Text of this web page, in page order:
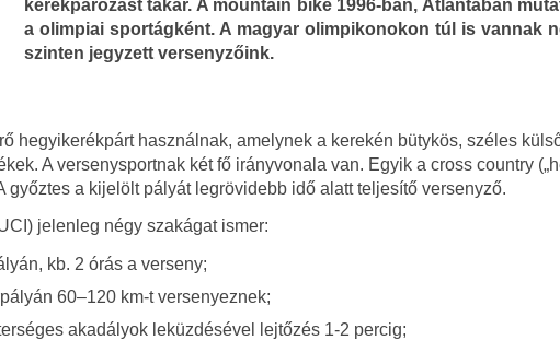
kerékpározást takar. A mountain bike 1996-ban, Atlantában
a olimpiai sportágként. A magyar olimpikonokon túl is vannak
szinten jegyzett versenyzőink.
hegyikerékpárt használnak, amelynek a kerekén bütykös, széles
A versenysportnak két fő irányvonala van. Egyik a cross country
győztes a kijelölt pályát legrövidebb idő alatt teljesítő versenyző.
jelenleg négy szakágat ismer:
kb. 2 órás a verseny;
60–120 km-t versenyeznek;
akadályok leküzdésével lejtőzés 1-2 percig;